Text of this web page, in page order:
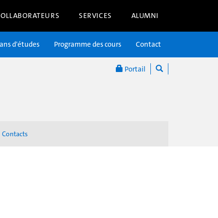
SERVICES ALUMNI
Portail
d'études Programme des cours Contact
Contacts